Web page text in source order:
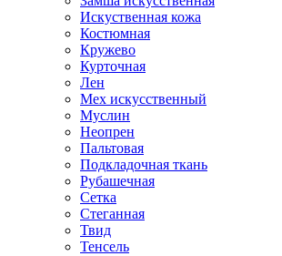
Искуственная кожа
Костюмная
Кружево
Курточная
Лен
Мех искусственный
Муслин
Неопрен
Пальтовая
Подкладочная ткань
Рубашечная
Сетка
Стеганная
Твид
Тенсель